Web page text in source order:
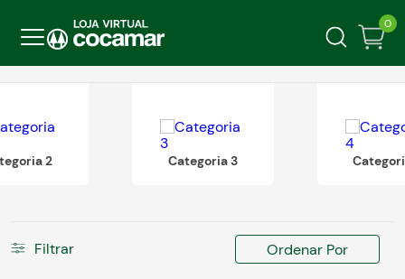
0
2 Categoria 3
Filtrar Ordenar Por